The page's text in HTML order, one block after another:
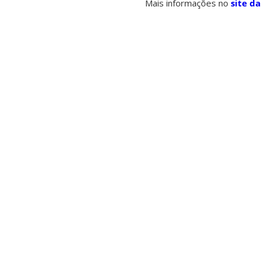
Mais informações no site da